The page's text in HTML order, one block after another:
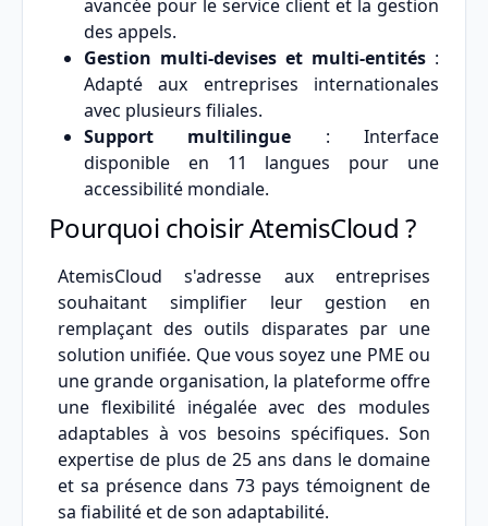
avancée pour le service client et la gestion
des appels.
Gestion multi-devises et multi-entités :
Adapté aux entreprises internationales
avec plusieurs filiales.
Support multilingue : Interface
disponible en 11 langues pour une
accessibilité mondiale.
Pourquoi choisir AtemisCloud ?
AtemisCloud s'adresse aux entreprises
souhaitant simplifier leur gestion en
remplaçant des outils disparates par une
solution unifiée. Que vous soyez une PME ou
une grande organisation, la plateforme offre
une flexibilité inégalée avec des modules
adaptables à vos besoins spécifiques. Son
expertise de plus de 25 ans dans le domaine
et sa présence dans 73 pays témoignent de
sa fiabilité et de son adaptabilité.